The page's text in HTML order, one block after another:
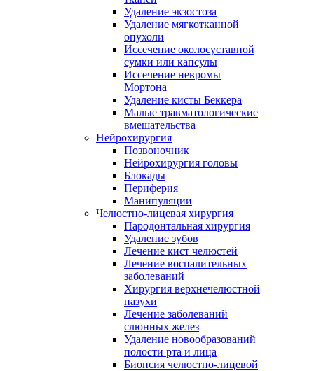
Удаление экзостоза
Удаление мягкотканной
опухоли
Иссечение околосуставной
сумки или капсулы
Иссечение невромы
Мортона
Удаление кисты Беккера
Малые травматологические
вмешательства
Нейрохирургия
Позвоночник
Нейрохирургия головы
Блокады
Периферия
Манипуляции
Челюстно-лицевая хирургия
Пародонтальная хирургия
Удаление зубов
Лечение кист челюстей
Лечение воспалительных
заболеваний
Хирургия верхнечелюстной
пазухи
Лечение заболеваний
слюнных желез
Удаление новообразований
полости рта и лица
Биопсия челюстно-лицевой